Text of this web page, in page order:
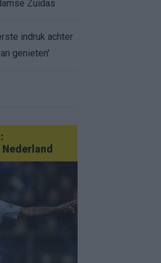
Zuidas
indruk achter
genieten'